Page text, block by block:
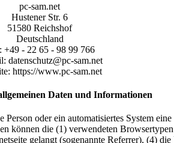
pc-sam.net
Hustener Str. 6
51580 Reichshof
Deutschland
+49 - 22 65 - 98 99 766
datenschutz@pc-sam.net
https://www.pc-sam.net
Daten und Informationen
oder ein automatisiertes System
können die (1) verwendeten
gelangt (sogenannte Referrer), (4)